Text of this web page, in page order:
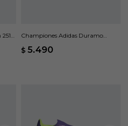
Championes Adidas Duramo
$ 5.490